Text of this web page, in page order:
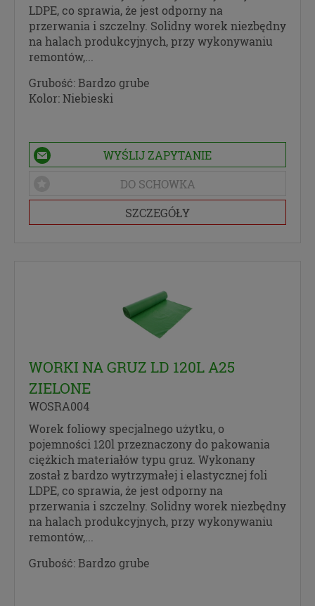
LDPE, co sprawia, że jest odporny na
przerwania i szczelny. Solidny worek niezbędny
na halach produkcyjnych, przy wykonywaniu
remontów,...
Grubość:Bardzo grube
Kolor:Niebieski
WYŚLIJ ZAPYTANIE
DO SCHOWKA
SZCZEGÓŁY
WORKI NA GRUZ LD 120L A25
ZIELONE
WOSRA004
Worek foliowy specjalnego użytku, o
pojemności 120l przeznaczony do pakowania
ciężkich materiałów typu gruz. Wykonany
został z bardzo wytrzymałej i elastycznej foli
LDPE, co sprawia, że jest odporny na
przerwania i szczelny. Solidny worek niezbędny
na halach produkcyjnych, przy wykonywaniu
remontów,...
Grubość:Bardzo grube